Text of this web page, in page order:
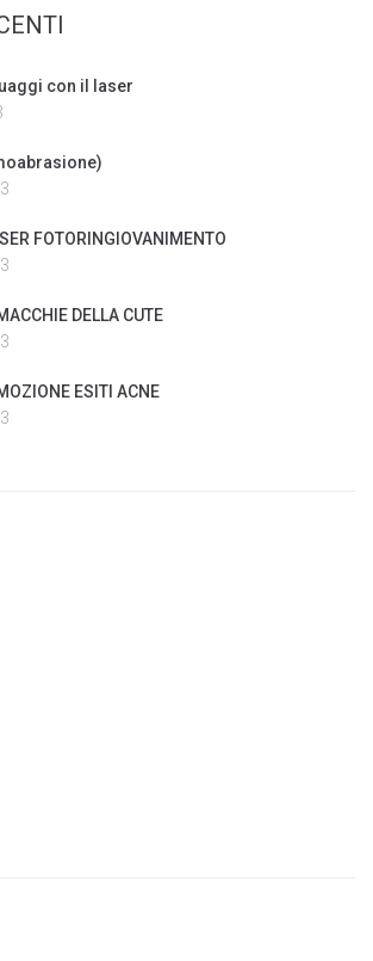
con il laser
FOTORINGIOVANIMENTO
DELLA CUTE
ESITI ACNE